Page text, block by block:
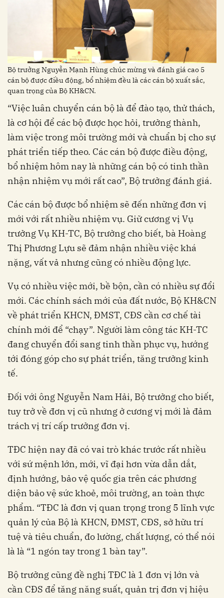
Bộ trưởng Nguyễn Mạnh Hùng chúc mừng và đánh giá cao 5
cán bộ được điều động, bổ nhiệm đều là các cán bộ xuất sắc,
quan trọng của Bộ KH&CN.
“Việc luân chuyển cán bộ là để đào tạo, thử thách,
là cơ hội để các bộ được học hỏi, trưởng thành,
làm việc trong môi trường mới và chuẩn bị cho sự
phát triển tiếp theo. Các cán bộ được điều động,
bổ nhiệm hôm nay là những cán bộ có tinh thần
nhận nhiệm vụ mới rất cao”, Bộ trưởng đánh giá.
Các cán bộ được bổ nhiệm sẽ đến những đơn vị
mới với rất nhiều nhiệm vụ. Giữ cương vị Vụ
trưởng Vụ KH-TC, Bộ trưởng cho biết, bà Hoàng
Thị Phương Lựu sẽ đảm nhận nhiều việc khá
nặng, vất vả nhưng cũng có nhiều động lực.
Vụ có nhiều việc mới, bề bộn, cần có nhiều sự đổi
mới. Các chính sách mới của đất nước, Bộ KH&CN
về phát triển KHCN, ĐMST, CĐS cần cơ chế tài
chính mới để “chạy”. Người làm công tác KH-TC
đang chuyển đổi sang tinh thần phục vụ, hướng
tới đóng góp cho sự phát triển, tăng trưởng kinh
tế.
Đối với ông Nguyễn Nam Hải, Bộ trưởng cho biết,
tuy trở về đơn vị cũ nhưng ở cương vị mới là đảm
trách vị trí cấp trưởng đơn vị.
TĐC hiện nay đã có vai trò khác trước rất nhiều
với sứ mệnh lớn, mới, vĩ đại hơn vừa dẫn dắt,
định hướng, bảo vệ quốc gia trên các phương
diện bảo vệ sức khoẻ, môi trường, an toàn thực
phẩm. “TĐC là đơn vị quan trọng trong 5 lĩnh vực
quản lý của Bộ là KHCN, ĐMST, CĐS, sở hữu trí
tuệ và tiêu chuẩn, đo lường, chất lượng, có thể nói
là là “1 ngón tay trong 1 bàn tay”.
Bộ trưởng cũng đề nghị TĐC là 1 đơn vị lớn và
cần CĐS để tăng năng suất, quản trị đơn vị hiệu